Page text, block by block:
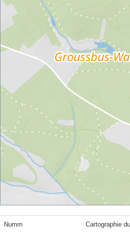
Numm Cartographie